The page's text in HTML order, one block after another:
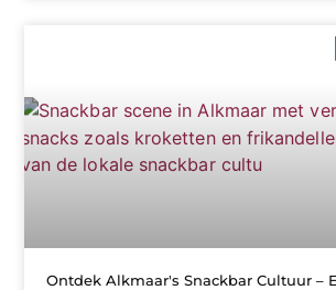
Ontdek Alkmaar's Snackbar Cultuur –